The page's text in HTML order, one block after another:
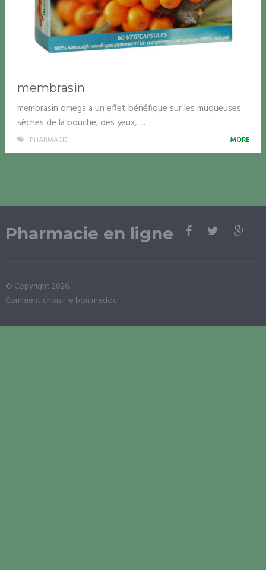
membrasin
membrasin omega a un effet bénéfique sur les muqueuses
sèches de la bouche, des yeux, …
PHARMACIE MORE
Pharmacie en ligne
© Copyright 2026.
Comment choisir le bon medoc